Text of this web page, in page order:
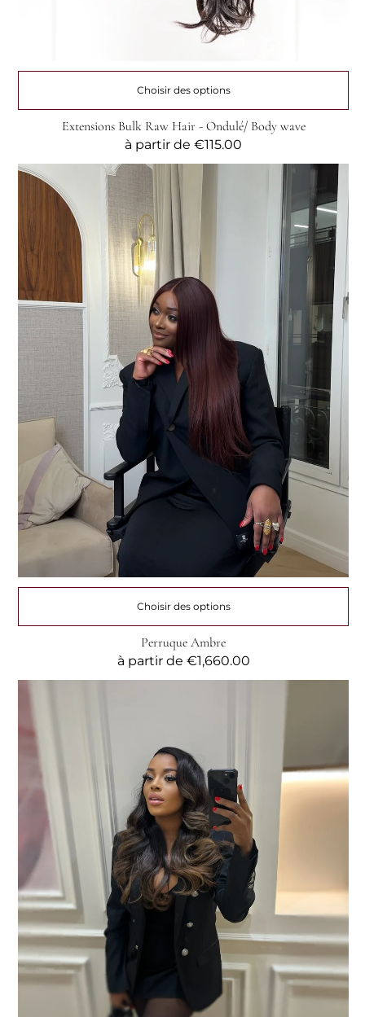
Choisir des options
Extensions Bulk Raw Hair - Ondulé/ Body wave
Prix
habituel
à partir de €115.00
Choisir des options
Perruque Ambre
Prix
à partir de €1,660.00